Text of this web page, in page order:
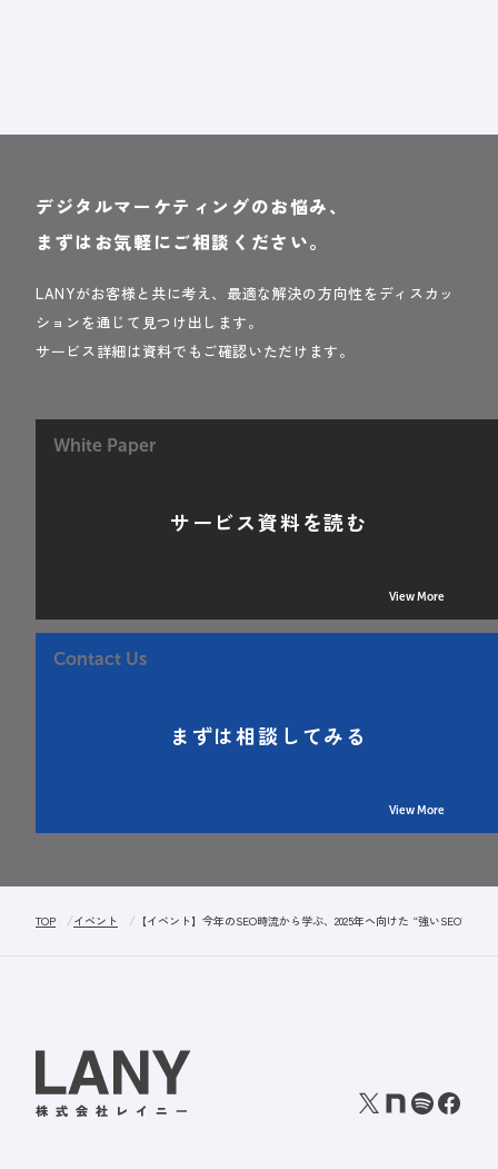
デジタルマーケティングのお悩み、
まずはお気軽にご相談ください。
LANYがお客様と共に考え、最適な解決の方向性をディスカッ
ションを通じて見つけ出します。
サービス詳細は資料でもご確認いただけます。
White Paper
サービス資料を読む
View More
Contact Us
まずは相談してみる
View More
TOP イベント 【イベント】今年のSEO時流から学ぶ、2025年ヘ向けた “強いSEO”戦略